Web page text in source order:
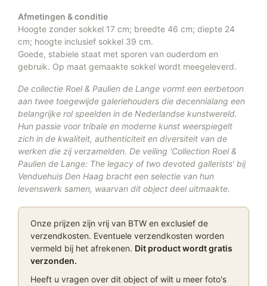
Afmetingen & conditie
Hoogte zonder sokkel 17 cm; breedte 46 cm; diepte 24
cm; hoogte inclusief sokkel 39 cm.
Goede, stabiele staat met sporen van ouderdom en
gebruik. Op maat gemaakte sokkel wordt meegeleverd.
De collectie Roel & Paulien de Lange vormt een eerbetoon
aan twee toegewijde galeriehouders die decennialang een
belangrijke rol speelden in de Nederlandse kunstwereld.
Hun passie voor tribale en moderne kunst weerspiegelt
zich in de kwaliteit, authenticiteit en diversiteit van de
werken die zij verzamelden. De veiling ‘Collection Roel &
Paulien de Lange: The legacy of two devoted gallerists’ bij
Venduehuis Den Haag bracht een selectie van hun
levenswerk samen, waarvan dit object deel uitmaakte.
Onze prijzen zijn vrij van BTW en exclusief de
verzendkosten. Eventuele verzendkosten worden
vermeld bij het afrekenen. Dit product wordt gratis
verzonden.
Heeft u vragen over dit object of wilt u meer foto's